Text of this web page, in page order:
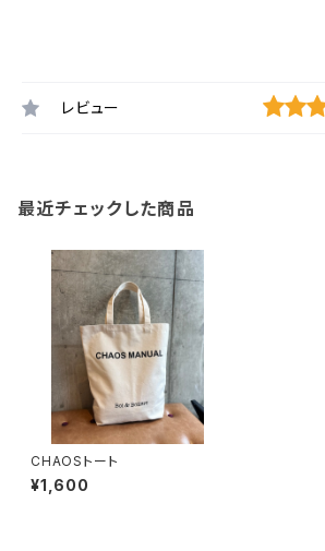
レビュー
最近チェックした商品
CHAOSトート
¥1,600